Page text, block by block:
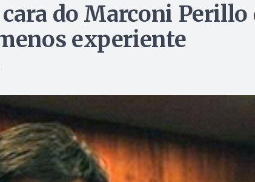
do Marconi Perillo
experiente